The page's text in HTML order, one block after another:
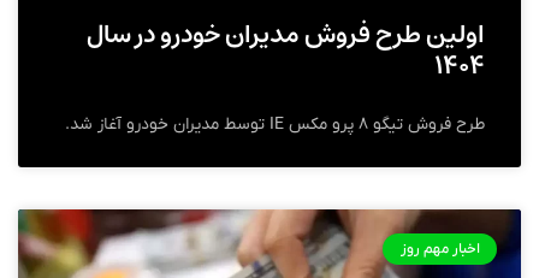
اولین طرح فروش مدیران خودرو در سال
۱۴۰۴
طرح فروش تیگو ۸ پرو مکس IE توسط مدیران خودرو آغاز شد.
اخبار مهم روز